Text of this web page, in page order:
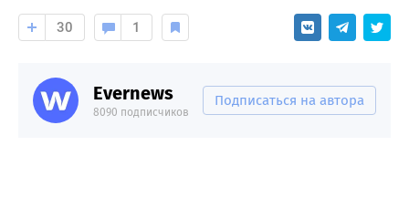
30 1
Evernews
8090 подписчиков
Подписаться на автора